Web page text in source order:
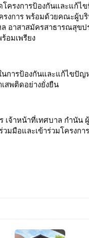
ครงการป้องกันและแก้
การ พร้อมด้วยคณะผู้บ
อาสาสมัครสาธารณสุข
อมเพรียง
นการป้องกันและแก้ไข
สพติดอย่างยั่งยืน
าหน้าที่เทศบาล กำนัน
อและเข้าร่วมโครงกา